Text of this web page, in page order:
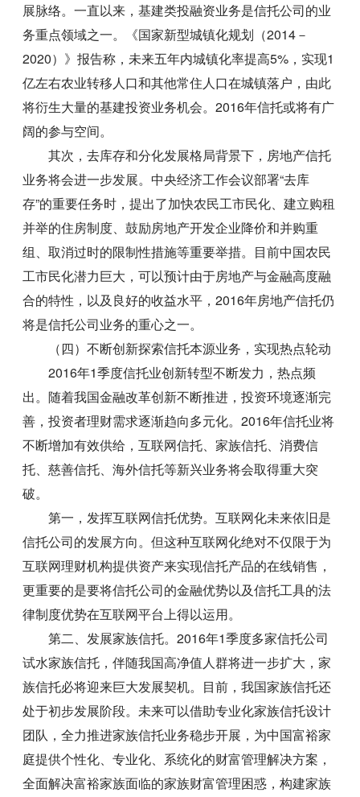
展脉络。一直以来，基建类投融资业务是信托公司的业
务重点领域之一。《国家新型城镇化规划（2014－
2020）》报告称，未来五年内城镇化率提高5%，实现1
亿左右农业转移人口和其他常住人口在城镇落户，由此
将衍生大量的基建投资业务机会。2016年信托或将有广
阔的参与空间。
其次，去库存和分化发展格局背景下，房地产信托
业务将会进一步发展。中央经济工作会议部署“去库
存”的重要任务时，提出了加快农民工市民化、建立购租
并举的住房制度、鼓励房地产开发企业降价和并购重
组、取消过时的限制性措施等重要举措。目前中国农民
工市民化潜力巨大，可以预计由于房地产与金融高度融
合的特性，以及良好的收益水平，2016年房地产信托仍
将是信托公司业务的重心之一。
（四）不断创新探索信托本源业务，实现热点轮动
2016年1季度信托业创新转型不断发力，热点频
出。随着我国金融改革创新不断推进，投资环境逐渐完
善，投资者理财需求逐渐趋向多元化。2016年信托业将
不断增加有效供给，互联网信托、家族信托、消费信
托、慈善信托、海外信托等新兴业务将会取得重大突
破。
第一，发挥互联网信托优势。互联网化未来依旧是
信托公司的发展方向。但这种互联网化绝对不仅限于为
互联网理财机构提供资产来实现信托产品的在线销售，
更重要的是要将信托公司的金融优势以及信托工具的法
律制度优势在互联网平台上得以运用。
第二、发展家族信托。2016年1季度多家信托公司
试水家族信托，伴随我国高净值人群将进一步扩大，家
族信托必将迎来巨大发展契机。目前，我国家族信托还
处于初步发展阶段。未来可以借助专业化家族信托设计
团队，全力推进家族信托业务稳步开展，为中国富裕家
庭提供个性化、专业化、系统化的财富管理解决方案，
全面解决富裕家族面临的家族财富管理困惑，构建家族